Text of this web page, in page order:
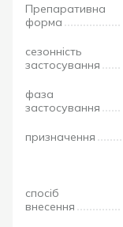
Препаративна
форма
сезонність
застосування
фаза
застосування
призначення
спосіб
внесення